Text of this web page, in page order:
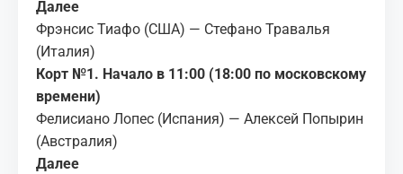
Далее
Фрэнсис Тиафо (США) — Стефано Травалья
(Италия)
Корт №1. Начало в 11:00 (18:00 по московскому
времени)
Фелисиано Лопес (Испания) — Алексей Попырин
(Австралия)
Далее